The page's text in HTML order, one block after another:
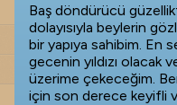
Baş döndürücü
dolayısıyla beylerin
bir yapıya sahibim. En
gecenin yıldızı olacak
üzerime çekeceğim.
için son derece keyifli